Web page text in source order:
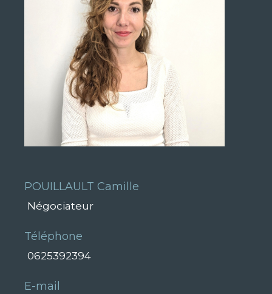
POUILLAULT Camille
Négociateur
Téléphone
0625392394
E-mail